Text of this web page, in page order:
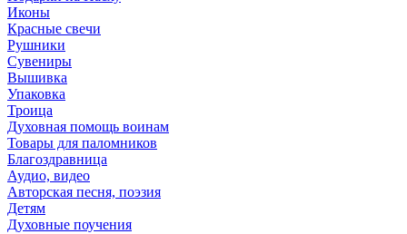
Иконы
Красные свечи
Рушники
Сувениры
Вышивка
Упаковка
Троица
Духовная помощь воинам
Товары для паломников
Благоздравница
Аудио, видео
Авторская песня, поэзия
Детям
Духовные поучения